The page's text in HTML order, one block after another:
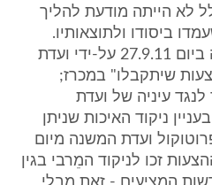
לא הייתה מודעת להליך
ביסודו ולתוצאותיו.
כזכור, ועדת המשנה מונתה ביום 27.9.11 על-ידי ועדת
שיתקבלו" במכרז;
עיניה של ועדת
ניקוד האיכות שניתן
ועדת המשנה מיום
כל ההצעות זכו לניקוד המֵרבי בגין